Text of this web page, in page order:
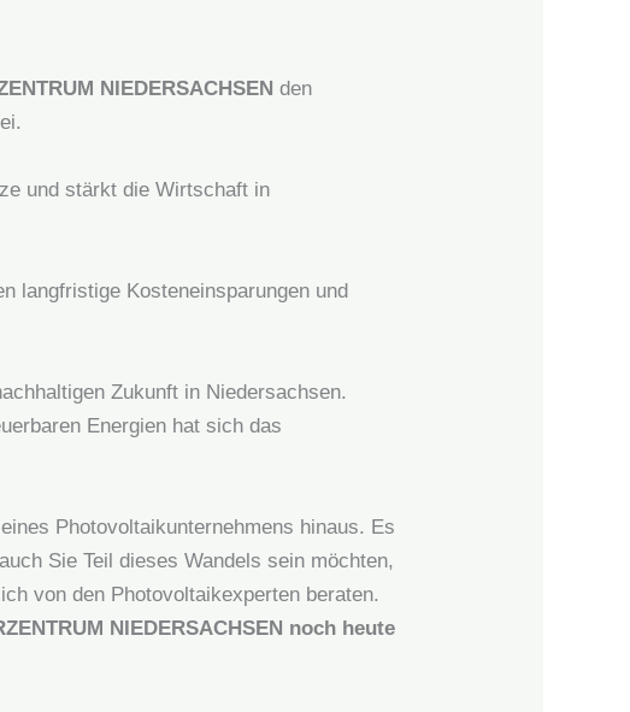
NIEDERSACHSEN den
und stärkt die Wirtschaft in
langfristige Kosteneinsparungen und
Zukunft in Niedersachsen.
Energien hat sich das
Photovoltaikunternehmens hinaus. Es
Sie Teil dieses Wandels sein möchten,
von den Photovoltaikexperten beraten.
NIEDERSACHSEN noch heute